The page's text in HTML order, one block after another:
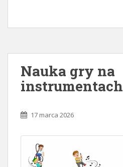
Nauka gry na
instrumentach
17 marca 2026